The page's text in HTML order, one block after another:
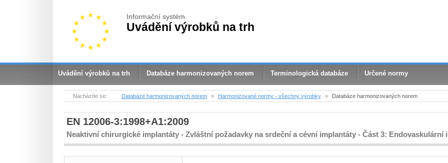
Informační systém
Uvádění výrobků na trh
Uvádění výrobků na trh Databáze harmonizovaných norem Terminologická databáze Určené normy
Nacházíte se: Databáze harmonizovaných norem » Harmonizované normy - všechny výrobky » Databáze harmonizovaných norem
EN 12006-3:1998+A1:2009
Neaktivní chirurgické implantáty - Zvláštní požadavky na srdeční a cévní implantáty - Část 3: Endovaskulární